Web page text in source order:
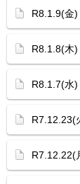
R8.1.9(
R8.1.8(木
R8.1.7(